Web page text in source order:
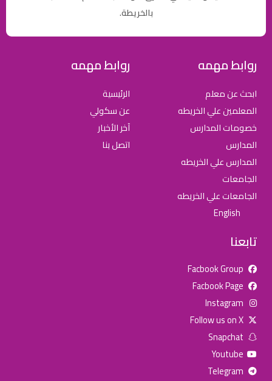
بالخريطة.
روابط مهمه
ابحث عن معلم
المعلمين علي الخريطه
خصومات المدارس
المدارس
المدارس علي الخريطه
الجامعات
الجامعات علي الخريطه
English
روابط مهمه
الرئيسية
عن سكولي
آخر الأخبار
اتصل بنا
تابعنا
Facbook Group
Facbook Page
Instagram
Follow us on X
Snapchat
Youtube
Telegram
للإعلان على منصة سكولي وجروب مدارس عالمية وأهلية يشرفنا